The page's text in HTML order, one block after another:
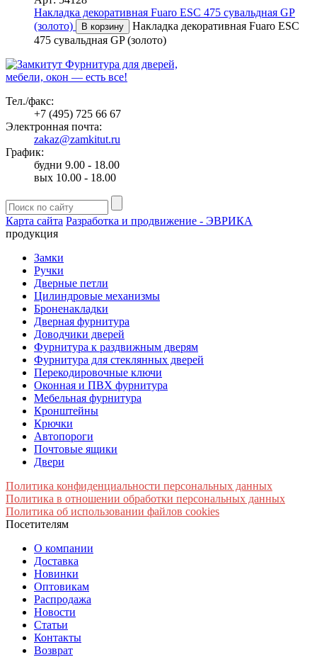
Накладка декоративная Fuaro ESC 475 сувальдная GP
(золото)
В корзину
Накладка декоративная Fuaro ESC
475 сувальдная GP (золото)
Фурнитура для дверей,
мебели, окон — есть все!
Тел./факс:
+7 (495) 725 66 67
Электронная почта:
zakaz@zamkitut.ru
График:
будни 9.00 - 18.00
вых 10.00 - 18.00
Карта сайта Разработка и продвижение - ЭВРИКА
продукция
Замки
Ручки
Дверные петли
Цилиндровые механизмы
Броненакладки
Дверная фурнитура
Доводчики дверей
Фурнитура к раздвижным дверям
Фурнитура для стеклянных дверей
Перекодировочные ключи
Оконная и ПВХ фурнитура
Мебельная фурнитура
Кронштейны
Крючки
Автопороги
Почтовые ящики
Двери
Политика конфиденциальности персональных данных
Политика в отношении обработки персональных данных
Политика об использовании файлов cookies
Посетителям
О компании
Доставка
Новинки
Оптовикам
Распродажа
Новости
Статьи
Контакты
Возврат